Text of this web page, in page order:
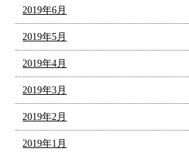
2019年6月
2019年5月
2019年4月
2019年3月
2019年2月
2019年1月